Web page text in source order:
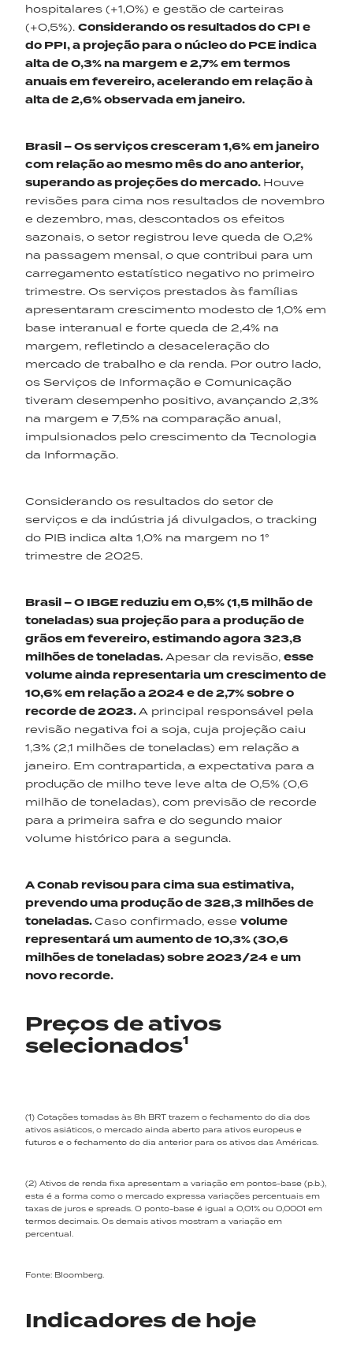
hospitalares (+1,0%) e gestão de carteiras
(+0,5%). Considerando os resultados do CPI e
do PPI, a projeção para o núcleo do PCE indica
alta de 0,3% na margem e 2,7% em termos
anuais em fevereiro, acelerando em relaçãoà
alta de 2,6% observada em janeiro.
Brasil – Os serviços cresceram 1,6% em janeiro
com relação ao mesmo mês do ano anterior,
superando as projeções do mercado. Houve
revisões para cima nos resultados de novembro
e dezembro, mas, descontados os efeitos
sazonais, o setor registrou leve queda de 0,2%
na passagem mensal, o que contribui para um
carregamento estatístico negativo no primeiro
trimestre. Os serviços prestados às famílias
apresentaram crescimento modesto de 1,0% em
base interanual e forte queda de 2,4% na
margem, refletindo a desaceleração do
mercado de trabalho e da renda. Por outro lado,
os Serviços de Informação e Comunicação
tiveram desempenho positivo, avançando 2,3%
na margem e 7,5% na comparação anual,
impulsionados pelo crescimento da Tecnologia
da Informação.
Considerando os resultados do setor de
serviços e da indústria já divulgados, o tracking
do PIB indica alta 1,0% na margem no 1°
trimestre de 2025.
Brasil – O IBGE reduziu em 0,5% (1,5 milhão de
toneladas) sua projeção para a produção de
grãos em fevereiro, estimando agora 323,8
milhões de toneladas.Apesar da revisão, esse
volume ainda representaria um crescimento de
10,6% em relação a 2024 e de 2,7% sobre o
recorde de 2023.A principal responsável pela
revisão negativa foi a soja, cuja projeção caiu
1,3% (2,1 milhões de toneladas) em relação a
janeiro. Em contrapartida, a expectativa para a
produção de milho teve leve alta de 0,5% (0,6
milhão de toneladas), com previsão de recorde
para a primeira safra e do segundo maior
volume histórico para a segunda.
A Conab revisou para cima sua estimativa,
prevendo uma produção de 328,3 milhões de
toneladas.Caso confirmado, esse volume
representará um aumento de 10,3% (30,6
milhões de toneladas) sobre 2023/24 e um
novo recorde.
Preços de ativos
selecionados¹
(1) Cotações tomadas às 8h BRT trazem o fechamento do dia dos
ativos asiáticos, o mercado ainda aberto para ativos europeus e
futuros e o fechamento do dia anterior para os ativos das Américas.
(2) Ativos de renda fixa apresentam a variação em pontos-base (p.b.),
esta é a forma como o mercado expressa variações percentuais em
taxas de juros e spreads. O ponto-base é igual a 0,01% ou 0,0001 em
termos decimais. Os demais ativos mostram a variação em
percentual.
Fonte: Bloomberg.
Indicadores de hoje